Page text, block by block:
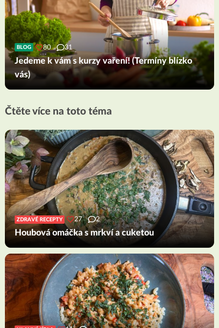
BLOG 80 31
Jedeme k vám s kurzy vaření! (Termíny blízko
vás)
Čtěte více na toto téma
ZDRAVÉ RECEPTY 27 2
Houbová omáčka s mrkví a cuketou